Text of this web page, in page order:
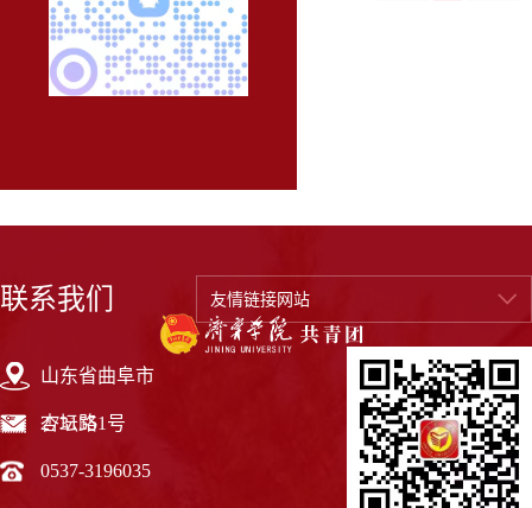
联系我们
山东省曲阜市
杏坛路1号
273155
0537-3196035
友情链接网站